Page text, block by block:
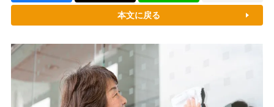
本文に戻る